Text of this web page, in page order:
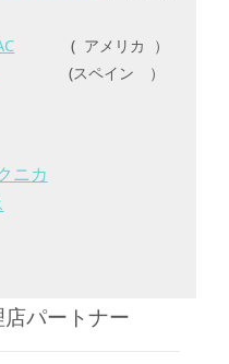
( アメリカ ）
(スペイン ）
ニカ
パートナー